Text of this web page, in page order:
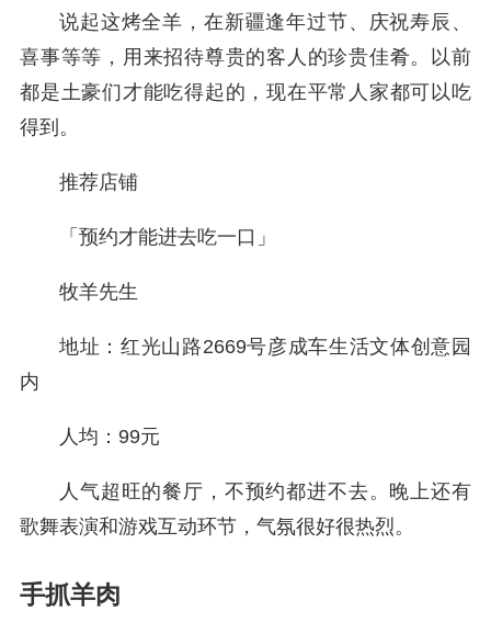
说起这烤全羊，在新疆逢年过节、庆祝寿辰、
喜事等等，用来招待尊贵的客人的珍贵佳肴。以前
都是土豪们才能吃得起的，现在平常人家都可以吃
得到。
推荐店铺
「预约才能进去吃一口」
牧羊先生
地址：红光山路2669号彦成车生活文体创意园
内
人均：99元
人气超旺的餐厅，不预约都进不去。晚上还有
歌舞表演和游戏互动环节，气氛很好很热烈。
手抓羊肉